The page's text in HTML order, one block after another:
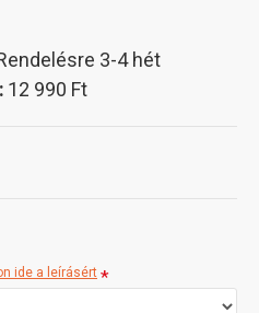
3-4 hét
12 990 Ft
ide a leírásért